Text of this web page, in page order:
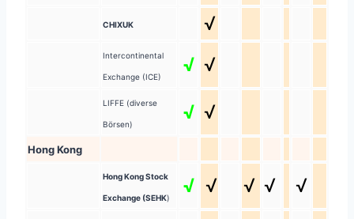
CHIXUK √
Intercontinental
Exchange (ICE)
√ √
LIFFE (diverse
Börsen)
√ √
Hong Kong
Hong Kong Stock
Exchange (SEHK)
√ √ √ √ √